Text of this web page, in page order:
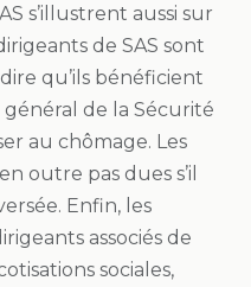
s’illustrent aussi sur
de SAS sont
qu’ils bénéficient
de la Sécurité
au chômage. Les
outre pas dues s’il
Enfin, les
associés de
sociales,